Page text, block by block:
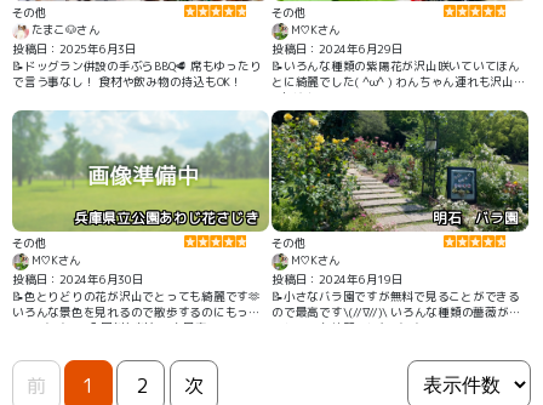
その他
たまこ🐶さん
投稿日：2025年6月3日
📝ドッグラン併設の手ぶらBBQ🥩 席もゆったり
で言う事なし！ 食材や飲み物の持込もOK！
その他
M♡Kさん
投稿日：2024年6月29日
📝いろんな種類の紫陽花が沢山咲いていてほん
とに綺麗でした( ^ω^ ) わんちゃん連れも沢山🫶
#あじさい
兵庫県立公園あわじ花さじき
その他
M♡Kさん
投稿日：2024年6月30日
📝色とりどりの花が沢山でとっても綺麗です🫶
いろんな景色を見れるので散歩するのにもって
こい( ^ω^ )！ 入園料無料なのも最高🫶
明石 バラ園
その他
M♡Kさん
投稿日：2024年6月19日
📝小さなバラ園ですが無料で見ることができる
ので最高です\(//∇//)\ いろんな種類の薔薇があ
りとっても綺麗でした( ^ω^ )
前 1 2 次